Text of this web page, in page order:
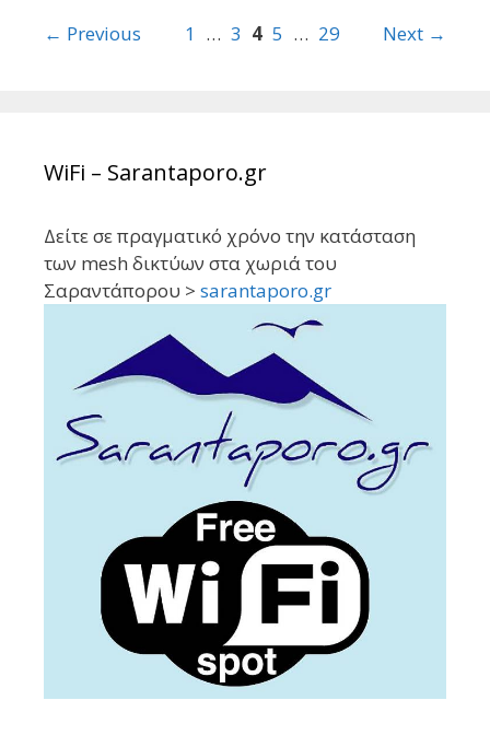
Post
← Previous 1 … 3 4 5 … 29 Next →
WiFi – Sarantaporo.gr
Δείτε σε πραγματικό χρόνο την κατάσταση
των mesh δικτύων στα χωριά του
Σαραντάπορου > sarantaporo.gr